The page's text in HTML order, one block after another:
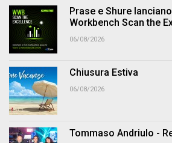
Prase e Shure
Workbench Scan the
06/08/2026
Chiusura Estiva
06/08/2026
Tommaso Andriulo -